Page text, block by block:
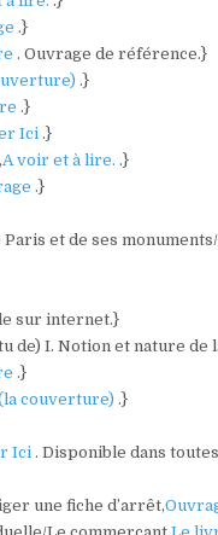
.}
. Ouvrage de référence.}
.}
.}
Ici.}
A voir et à lire..}
.}
et de ses
sur internet.}
de) I. Notion et nature de
.}
couverture).}
Ici. Disponible dans
une fiche d’arrêt,